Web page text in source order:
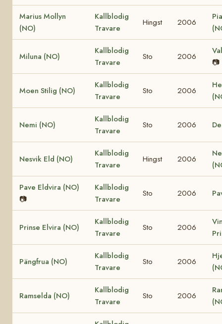
Marius Mollyn
(NO)
Kallblodig
Travare
Hingst 2006
Miluna (NO)
Kallblodig
Travare
Sto 2006
📷
Moen Stilig (NO)
Kallblodig
Travare
Sto 2006
Nemi (NO)
Kallblodig
Travare
Sto 2006
Nesvik Eld (NO)
Kallblodig
Travare
Hingst 2006
Pave Eldvira (NO)
📷
Kallblodig
Travare
Sto 2006
Prinse Elvira (NO)
Kallblodig
Travare
Sto 2006
Pängfrua (NO)
Kallblodig
Travare
Sto 2006
Ramselda (NO)
Kallblodig
Travare
Sto 2006